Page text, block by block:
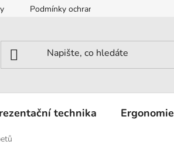
Podmínky ochrany osobních údajů
technika Ergonomie